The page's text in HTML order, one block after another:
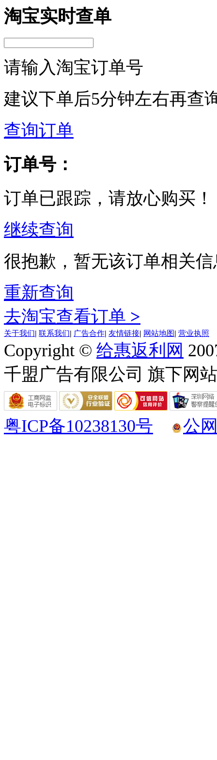
淘宝实时查单
请输入淘宝订单号
建议下单后5分钟左右再查
查询订单
订单号：
订单已跟踪，请放心购买！
继续查询
很抱歉，暂无该订单相关
重新查询
去淘宝查看订单 >
关于我们 联系我们 广告合作 友情链接 网站地图 营业执照
Copyright © 给惠返利网
千盟广告有限公司 旗下网
粤ICP备10238130号 公